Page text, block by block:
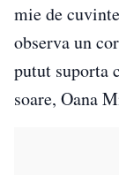
mie de
observa un
putut suporta
soare, Oana